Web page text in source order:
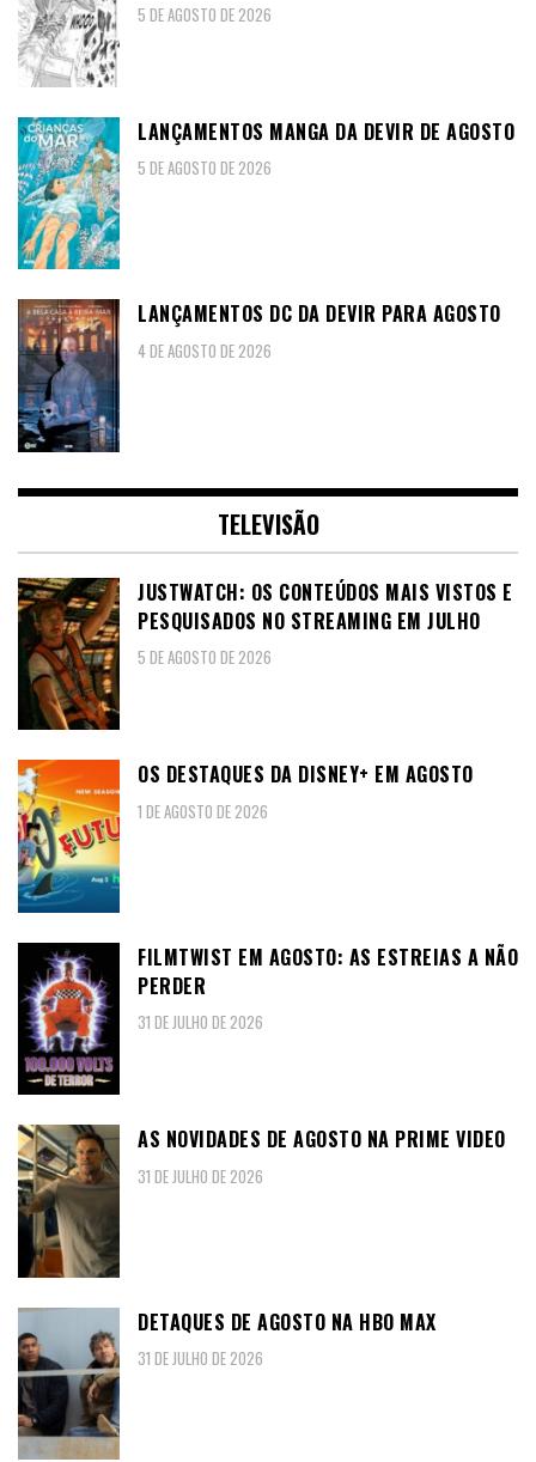
5 DE AGOSTO DE 2026
LANÇAMENTOS MANGA DA DEVIR DE AGOSTO
5 DE AGOSTO DE 2026
LANÇAMENTOS DC DA DEVIR PARA AGOSTO
4 DE AGOSTO DE 2026
TELEVISÃO
JUSTWATCH: OS CONTEÚDOS MAIS VISTOS E
PESQUISADOS NO STREAMING EM JULHO
5 DE AGOSTO DE 2026
OS DESTAQUES DA DISNEY+ EM AGOSTO
1 DE AGOSTO DE 2026
FILMTWIST EM AGOSTO: AS ESTREIAS A NÃO
PERDER
31 DE JULHO DE 2026
AS NOVIDADES DE AGOSTO NA PRIME VIDEO
31 DE JULHO DE 2026
DETAQUES DE AGOSTO NA HBO MAX
31 DE JULHO DE 2026